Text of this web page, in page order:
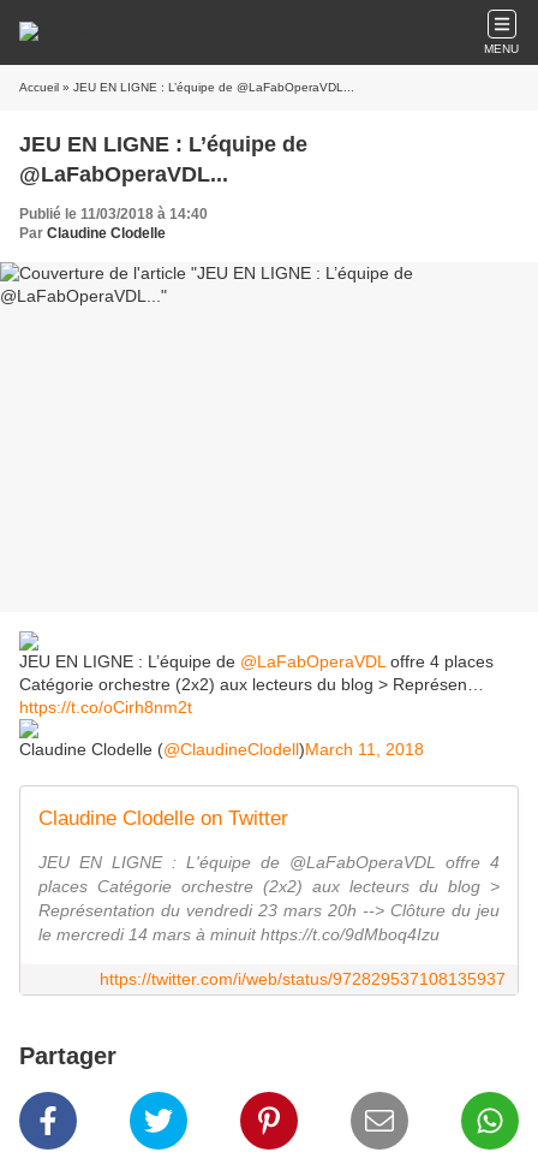
MENU
Accueil » JEU EN LIGNE : L’équipe de @LaFabOperaVDL...
JEU EN LIGNE : L’équipe de
@LaFabOperaVDL...
Publié le 11/03/2018 à 14:40
Par Claudine Clodelle
JEU EN LIGNE : L’équipe de @LaFabOperaVDL offre 4 places
Catégorie orchestre (2x2) aux lecteurs du blog > Représen…
https://t.co/oCirh8nm2t
Claudine Clodelle (@ClaudineClodell)March 11, 2018
Claudine Clodelle on Twitter
JEU EN LIGNE : L'équipe de @LaFabOperaVDL offre 4
places Catégorie orchestre (2x2) aux lecteurs du blog >
Représentation du vendredi 23 mars 20h --> Clôture du jeu
le mercredi 14 mars à minuit https://t.co/9dMboq4Izu
https://twitter.com/i/web/status/972829537108135937
Partager